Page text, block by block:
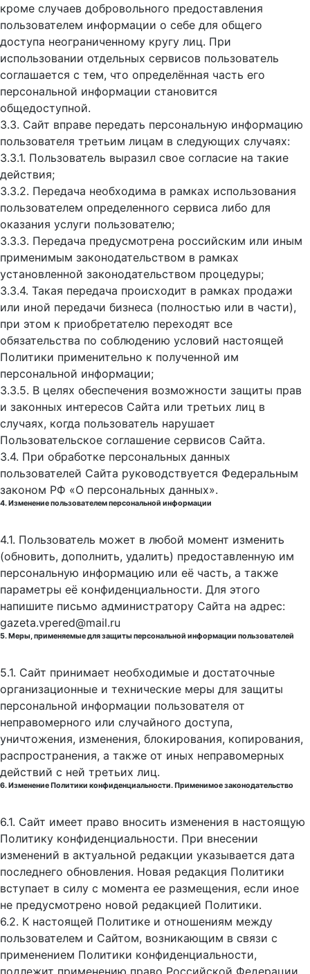
кроме случаев добровольного предоставления
пользователем информации о себе для общего
доступа неограниченному кругу лиц. При
использовании отдельных сервисов пользователь
соглашается с тем, что определённая часть его
персональной информации становится
общедоступной.
3.3. Сайт вправе передать персональную информацию
пользователя третьим лицам в следующих случаях:
3.3.1. Пользователь выразил свое согласие на такие
действия;
3.3.2. Передача необходима в рамках использования
пользователем определенного сервиса либо для
оказания услуги пользователю;
3.3.3. Передача предусмотрена российским или иным
применимым законодательством в рамках
установленной законодательством процедуры;
3.3.4. Такая передача происходит в рамках продажи
или иной передачи бизнеса (полностью или в части),
при этом к приобретателю переходят все
обязательства по соблюдению условий настоящей
Политики применительно к полученной им
персональной информации;
3.3.5. В целях обеспечения возможности защиты прав
и законных интересов Сайта или третьих лиц в
случаях, когда пользователь нарушает
Пользовательское соглашение сервисов Сайта.
3.4. При обработке персональных данных
пользователей Сайта руководствуется Федеральным
законом РФ «О персональных данных».
4. Изменение пользователем персональной информации
4.1. Пользователь может в любой момент изменить
(обновить, дополнить, удалить) предоставленную им
персональную информацию или её часть, а также
параметры её конфиденциальности. Для этого
напишите письмо администратору Сайта на адрес:
gazeta.vpered@mail.ru
5. Меры, применяемые для защиты персональной информации пользователей
5.1. Сайт принимает необходимые и достаточные
организационные и технические меры для защиты
персональной информации пользователя от
неправомерного или случайного доступа,
уничтожения, изменения, блокирования, копирования,
распространения, а также от иных неправомерных
действий с ней третьих лиц.
6. Изменение Политики конфиденциальности. Применимое законодательство
6.1. Сайт имеет право вносить изменения в настоящую
Политику конфиденциальности. При внесении
изменений в актуальной редакции указывается дата
последнего обновления. Новая редакция Политики
вступает в силу с момента ее размещения, если иное
не предусмотрено новой редакцией Политики.
6.2. К настоящей Политике и отношениям между
пользователем и Сайтом, возникающим в связи с
применением Политики конфиденциальности,